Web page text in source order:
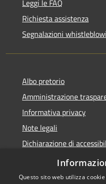
Leggi le FAQ
Richiesta assistenza
Segnalazioni
Albo pretorio
Amministrazione
Informativa privacy
Note legali
Dichiarazione di
Meccanismo di Feedback
Questo sito web utilizza